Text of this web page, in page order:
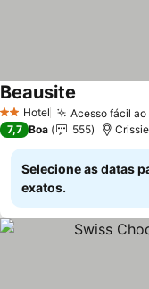
2 Estrelas
Hotel Acesso fácil
Beausite
7,7 Boa 555
Selecione as datas
exatos.